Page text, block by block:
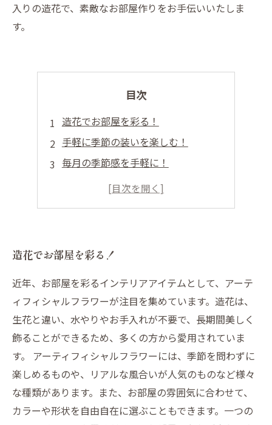
入りの造花で、素敵なお部屋作りをお手伝いいたしま
す。
目次
造花でお部屋を彩る！
手軽に季節の装いを楽しむ！
毎月の季節感を手軽に！
無垢の自然な風合いが魅力
造花でお部屋を彩る！
近年、お部屋を彩るインテリアアイテムとして、アーテ
ィフィシャルフラワーが注目を集めています。造花は、
生花と違い、水やりやお手入れが不要で、長期間美しく
飾ることができるため、多くの方から愛用されていま
す。 アーティフィシャルフラワーには、季節を問わずに
楽しめるものや、リアルな風合いが人気のものなど様々
な種類があります。また、お部屋の雰囲気に合わせて、
カラーや形状を自由自在に選ぶこともできます。一つの